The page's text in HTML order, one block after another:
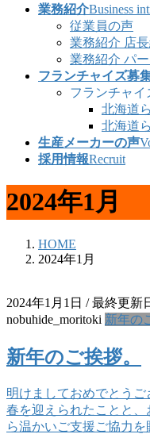
業務紹介Business
従業員の声
業務紹介 店
業務紹介 パ
フランチャイズ募
フランチャイ
北海道
北海道
生産メーカーの声
採用情報Recruit
2024年1月
HOME
2024年1月
2024年1月1日 / 最終更新
nobuhide_moritoki 新年の
新年のご挨拶。
明けましておめでとう
春を迎えられたことと
ら温かいご支援ご協力